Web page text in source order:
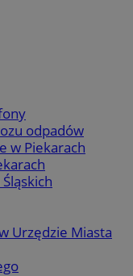
odpadów
w Piekarach
Urzędzie Miasta